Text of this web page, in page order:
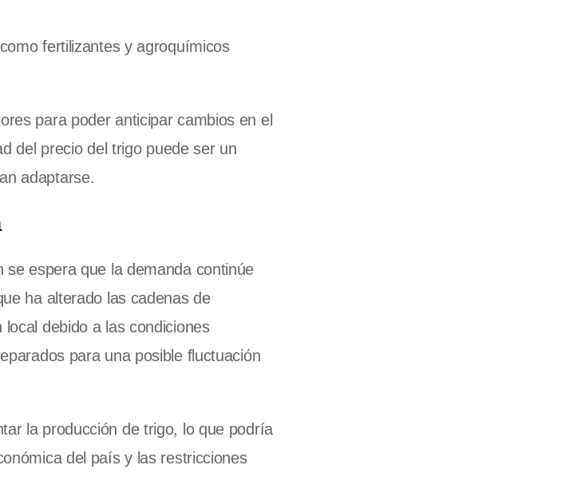
fertilizantes y agroquímicos
para poder anticipar cambios en el
del precio del trigo puede ser un
adaptarse.
espera que la demanda continúe
ha alterado las cadenas de
debido a las condiciones
para una posible fluctuación
la producción de trigo, lo que podría
del país y las restricciones